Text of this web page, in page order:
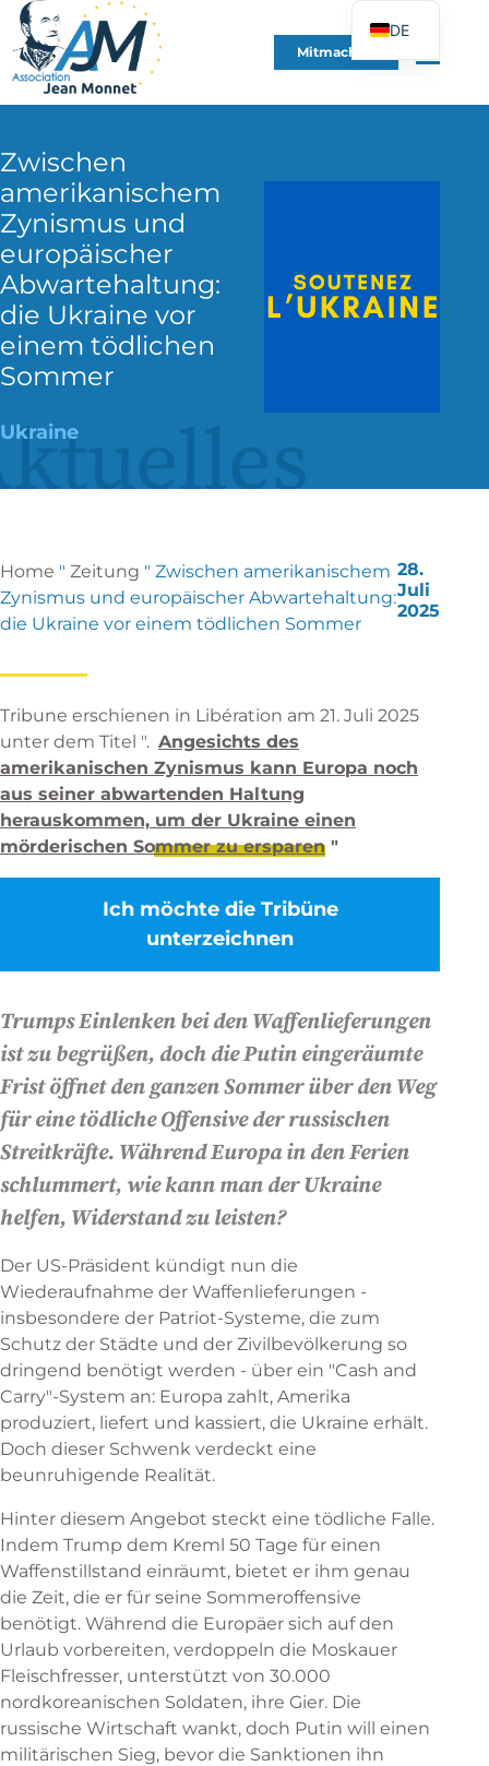
Mitmachen
Zwischen
amerikanischem
Zynismus und
europäischer
Abwartehaltung:
die Ukraine vor
einem tödlichen
Sommer
Ukraine
Home " Zeitung " Zwischen amerikanischem
Zynismus und europäischer Abwartehaltung:
die Ukraine vor einem tödlichen Sommer
28.
Juli
2025
Tribune erschienen in Libération am 21. Juli 2025
unter dem Titel ". Angesichts des
amerikanischen Zynismus kann Europa noch
aus seiner abwartenden Haltung
herauskommen, um der Ukraine einen
mörderischen Sommer zu ersparen "
Ich möchte die Tribüne
unterzeichnen
Trumps Einlenken bei den Waffenlieferungen
ist zu begrüßen, doch die Putin eingeräumte
Frist öffnet den ganzen Sommer über den Weg
für eine tödliche Offensive der russischen
Streitkräfte. Während Europa in den Ferien
schlummert, wie kann man der Ukraine
helfen, Widerstand zu leisten?
Der US-Präsident kündigt nun die
Wiederaufnahme der Waffenlieferungen -
insbesondere der Patriot-Systeme, die zum
Schutz der Städte und der Zivilbevölkerung so
dringend benötigt werden - über ein "Cash and
Carry"-System an: Europa zahlt, Amerika
produziert, liefert und kassiert, die Ukraine erhält.
Doch dieser Schwenk verdeckt eine
beunruhigende Realität.
Hinter diesem Angebot steckt eine tödliche Falle.
Indem Trump dem Kreml 50 Tage für einen
Waffenstillstand einräumt, bietet er ihm genau
die Zeit, die er für seine Sommeroffensive
benötigt. Während die Europäer sich auf den
Urlaub vorbereiten, verdoppeln die Moskauer
Fleischfresser, unterstützt von 30.000
nordkoreanischen Soldaten, ihre Gier. Die
russische Wirtschaft wankt, doch Putin will einen
militärischen Sieg, bevor die Sanktionen ihn
DE
FR
EN
UK